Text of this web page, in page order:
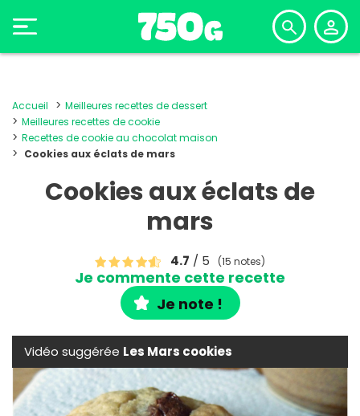
Accueil
Meilleures recettes de dessert
Meilleures recettes de cookie
Recettes de cookie au chocolat maison
Cookies aux éclats de mars
Cookies aux éclats de
mars
4.7 / 5 (15 notes)
Je commente cette recette
Je note !
Vidéo suggérée Les Mars cookies